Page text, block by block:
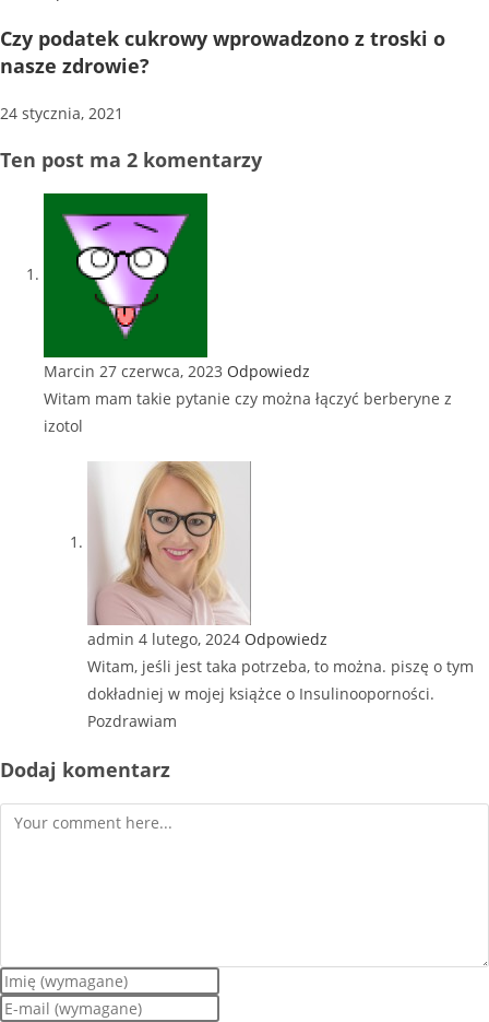
Czy podatek cukrowy wprowadzono z troski o
nasze zdrowie?
24 stycznia, 2021
Ten post ma 2 komentarzy
Marcin 27 czerwca, 2023 Odpowiedz
Witam mam takie pytanie czy można łączyć berberyne z
izotol
admin 4 lutego, 2024 Odpowiedz
Witam, jeśli jest taka potrzeba, to można. piszę o tym
dokładniej w mojej książce o Insulinooporności.
Pozdrawiam
Dodaj komentarz